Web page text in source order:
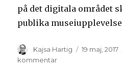
på det digitala området
publika
Författare
Kajsa Hartig Postat
19 maj, 2017
kommentar